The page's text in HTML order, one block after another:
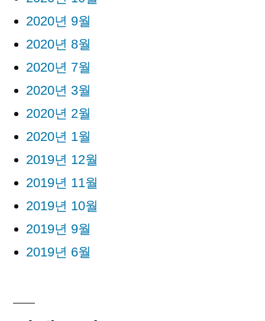
2020년 9월
2020년 8월
2020년 7월
2020년 3월
2020년 2월
2020년 1월
2019년 12월
2019년 11월
2019년 10월
2019년 9월
2019년 6월